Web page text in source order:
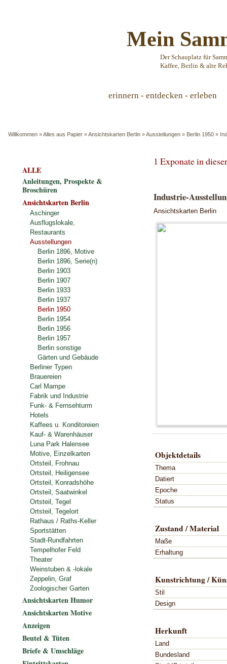
Mein
Der Schauplatz für
Kaffee, Berlin & alte
erinnern - entdecken - erleben
Willkommen »Alles aus Papier »Ansichtskarten Berlin »Ausstellungen » Berlin 1950 »
1 Exponate in
Industrie-
Ansichtskarten Berlin
Objektdetails
Thema
Datiert
Epoche
Status
Zustand / Material
Maße
Erhaltung
Kunstrichtung /
Stil
Design
Herkunft
Land
Bundesland
ALLE
Anleitungen, Prospekte &
Broschüren
Ansichtskarten Berlin
Aschinger
Ausflugslokale,
Restaurants
Ausstellungen
Berlin 1896, Motive
Berlin 1896, Serie(n)
Berlin 1903
Berlin 1907
Berlin 1933
Berlin 1937
Berlin 1950
Berlin 1954
Berlin 1956
Berlin 1957
Berlin sonstige
Gärten und Gebäude
Berliner Typen
Brauereien
Carl Mampe
Fabrik und Industrie
Funk- & Fernsehturm
Hotels
Kaffees u. Konditoreien
Kauf- & Warenhäuser
Luna Park Halensee
Motive, Einzelkarten
Ortsteil, Frohnau
Ortsteil, Heiligensee
Ortsteil, Konradshöhe
Ortsteil, Saatwinkel
Ortsteil, Tegel
Ortsteil, Tegelort
Rathaus / Raths-Keller
Sportstätten
Stadt-Rundfahrten
Tempelhofer Feld
Theater
Weinstuben & -lokale
Zeppelin, Graf
Zoologischer Garten
Ansichtskarten Humor
Ansichtskarten Motive
Anzeigen
Beutel & Tüten
Briefe & Umschläge